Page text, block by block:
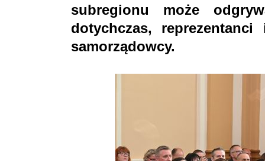
subregionu może
dotychczas,
samorządowcy.